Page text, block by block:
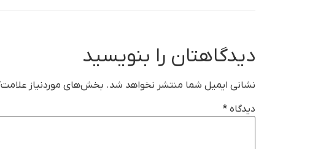
دیدگاهتان را بنویسید
نشانی ایمیل شما منتشر نخواهد شد. بخش‌های موردنیاز
دیدگاه *